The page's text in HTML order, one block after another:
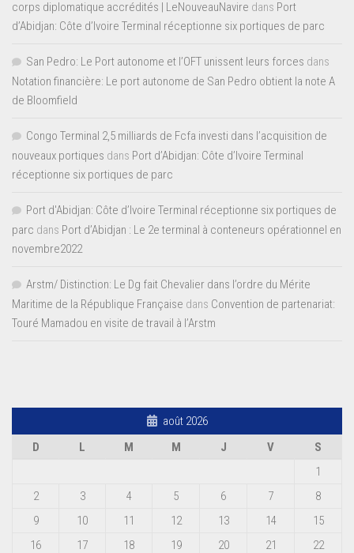
corps diplomatique accrédités | LeNouveauNavire dans Port
d’Abidjan: Côte d’Ivoire Terminal réceptionne six portiques de parc
San Pedro: Le Port autonome et l’OFT unissent leurs forces dans
Notation financière: Le port autonome de San Pedro obtient la note A
de Bloomfield
Congo Terminal 2,5 milliards de Fcfa investi dans l’acquisition de
nouveaux portiques dans Port d’Abidjan: Côte d’Ivoire Terminal
réceptionne six portiques de parc
Port d'Abidjan: Côte d’Ivoire Terminal réceptionne six portiques de
parc dans Port d’Abidjan : Le 2e terminal à conteneurs opérationnel en
novembre2022
Arstm/ Distinction: Le Dg fait Chevalier dans l’ordre du Mérite
Maritime de la République Française dans Convention de partenariat:
Touré Mamadou en visite de travail à l’Arstm
août 2026
D
L M M J V
S
1
2
3 4 5 6 7
8
9
10 11 12 13 14
15
16
17 18 19 20 21
22